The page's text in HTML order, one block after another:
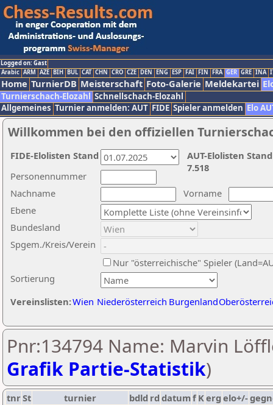
Logged on: Gast
Arabic ARM AZE BIH BUL CAT CHN CRO CZE DEN ENG ESP FAI FIN FRA GER GRE INA
Home TurnierDB Meisterschaft Foto-Galerie Meldekartei
Turnierschach-Elozahl Schnellschach-Elozahl
Allgemeines Turnier anmelden: AUT FIDE Spieler anmelden Elo
Willkommen bei den offiziellen
Nachname
Vorname
Ebene
Sortierung
Personennummer
Bundesland
Spgem./Kreis/Verein
Nur "österreichische" Spieler
Vereinslisten:Wien Niederösterreich Burgenland
AUT-Elolisten
7.518
FIDE-Elolisten Stand
Pnr:134794 Name: Marvin
Grafik Partie-Statistik)
tnrSt turnier bdld rd datumf Kerg elo+/-